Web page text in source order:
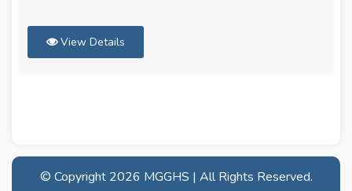
View Details
© Copyright 2026 MGGHS | All Rights Reserved.